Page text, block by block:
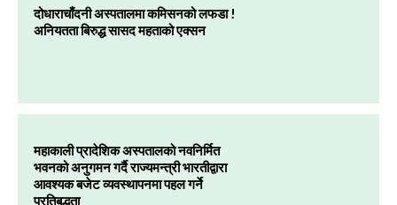
दोधाराचाँदनी अस्पतालमा कमिसनको लफडा !
अनियतता बिरुद्ध सासद महताको एक्सन
महाकाली प्रादेशिक अस्पतालको नवनिर्मित
भवनको अनुगमन गर्दै राज्यमन्त्री भारतीद्वारा
आवश्यक बजेट व्यवस्थापनमा पहल गर्ने
प्रतिबद्धता